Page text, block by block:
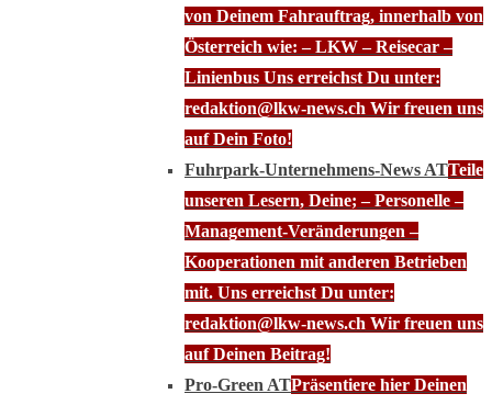
von Deinem Fahrauftrag, innerhalb von
Österreich wie: – LKW – Reisecar –
Linienbus Uns erreichst Du unter:
redaktion@lkw-news.ch Wir freuen uns
auf Dein Foto!
Fuhrpark-Unternehmens-News ATTeile
unseren Lesern, Deine; – Personelle –
Management-Veränderungen –
Kooperationen mit anderen Betrieben
mit. Uns erreichst Du unter:
redaktion@lkw-news.ch Wir freuen uns
auf Deinen Beitrag!
Pro-Green ATPräsentiere hier Deinen